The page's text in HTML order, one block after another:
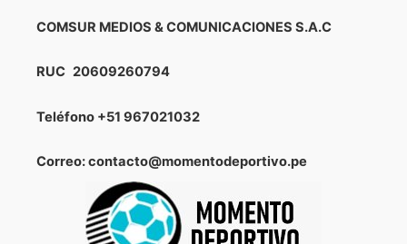
COMSUR MEDIOS & COMUNICACIONES S.A.C
RUC 20609260794
Teléfono +51 967021032
Correo: contacto@momentodeportivo.pe